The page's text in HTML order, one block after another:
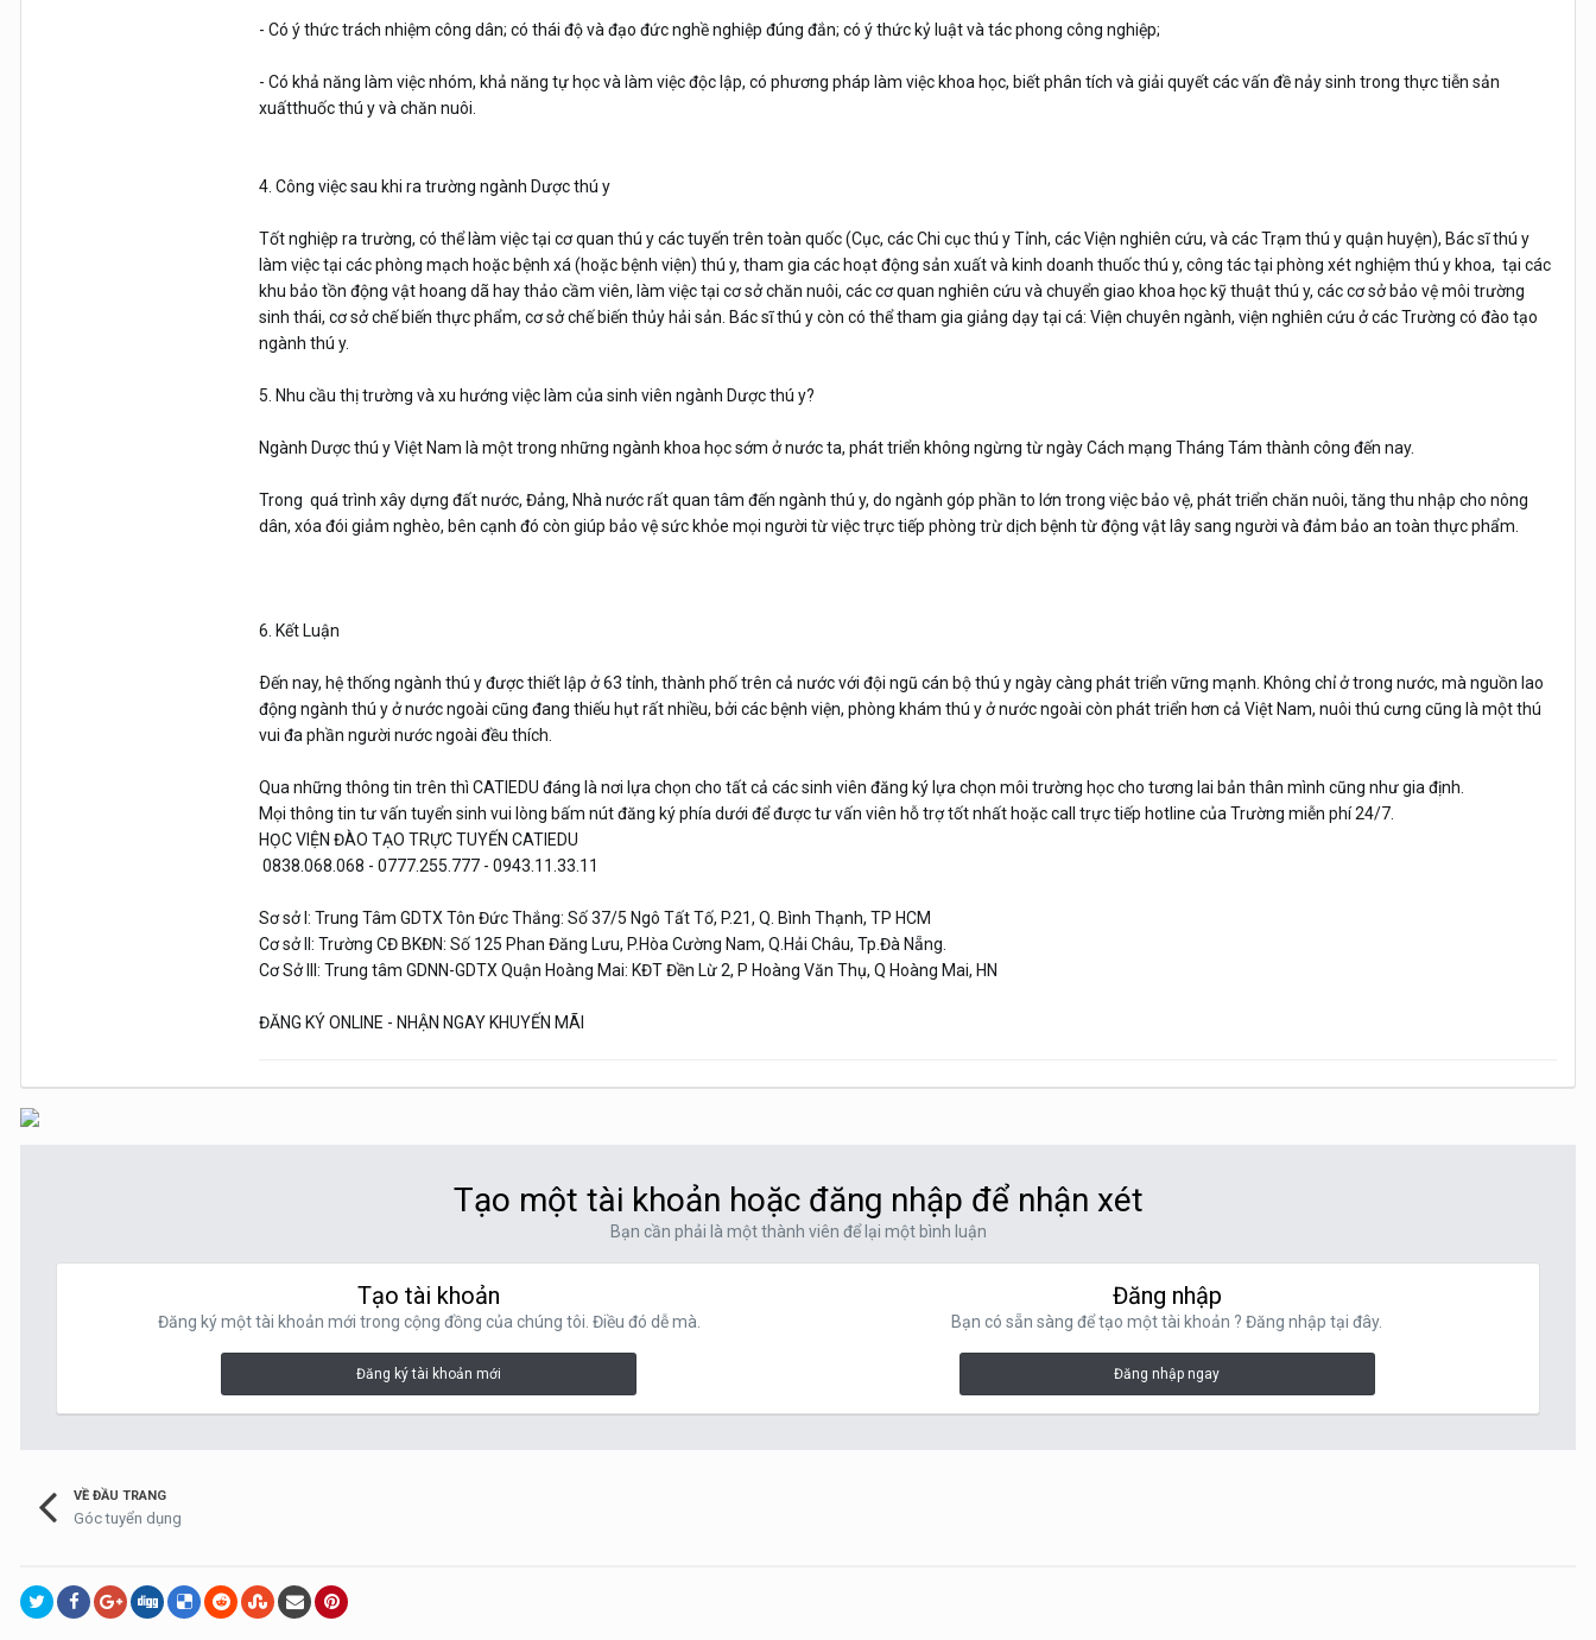
- Có ý thức trách nhiệm công dân; có thái độ và đạo đức nghề nghiệp đúng đắn; có ý thức kỷ luật và tác phong công nghiệp;
- Có khả năng làm việc nhóm, khả năng tự học và làm việc độc lập, có phương pháp làm việc khoa học, biết phân tích và giải quyết các vấn đề nảy sinh trong thực tiễn sản
xuấtthuốc thú y và chăn nuôi.
4. Công việc sau khi ra trường ngành Dược thú y
Tốt nghiệp ra trường, có thể làm việc tại cơ quan thú y các tuyến trên toàn quốc (Cục, các Chi cục thú y Tỉnh, các Viện nghiên cứu, và các Trạm thú y quận huyện), Bác sĩ thú y
làm việc tại các phòng mạch hoặc bệnh xá (hoặc bệnh viện) thú y, tham gia các hoạt động sản xuất và kinh doanh thuốc thú y, công tác tại phòng xét nghiệm thú y khoa, tại các
khu bảo tồn động vật hoang dã hay thảo cầm viên, làm việc tại cơ sở chăn nuôi, các cơ quan nghiên cứu và chuyển giao khoa học kỹ thuật thú y, các cơ sở bảo vệ môi trường
sinh thái, cơ sở chế biến thực phẩm, cơ sở chế biến thủy hải sản. Bác sĩ thú y còn có thể tham gia giảng dạy tại cá: Viện chuyên ngành, viện nghiên cứu ở các Trường có đào tạo
ngành thú y.
5. Nhu cầu thị trường và xu hướng việc làm của sinh viên ngành Dược thú y?
Ngành Dược thú y Việt Nam là một trong những ngành khoa học sớm ở nước ta, phát triển không ngừng từ ngày Cách mạng Tháng Tám thành công đến nay.
Trong quá trình xây dựng đất nước, Đảng, Nhà nước rất quan tâm đến ngành thú y, do ngành góp phần to lớn trong việc bảo vệ, phát triển chăn nuôi, tăng thu nhập cho nông
dân, xóa đói giảm nghèo, bên cạnh đó còn giúp bảo vệ sức khỏe mọi người từ việc trực tiếp phòng trừ dịch bệnh từ động vật lây sang người và đảm bảo an toàn thực phẩm.
6. Kết Luận
Ðến nay, hệ thống ngành thú y được thiết lập ở 63 tỉnh, thành phố trên cả nước với đội ngũ cán bộ thú y ngày càng phát triển vững mạnh. Không chỉ ở trong nước, mà nguồn lao
động ngành thú y ở nước ngoài cũng đang thiếu hụt rất nhiều, bởi các bệnh viện, phòng khám thú y ở nước ngoài còn phát triển hơn cả Việt Nam, nuôi thú cưng cũng là một thú
vui đa phần người nước ngoài đều thích.
Qua những thông tin trên thì CATIEDU đáng là nơi lựa chọn cho tất cả các sinh viên đăng ký lựa chọn môi trường học cho tương lai bản thân mình cũng như gia định.
Mọi thông tin tư vấn tuyển sinh vui lòng bấm nút đăng ký phía dưới để được tư vấn viên hỗ trợ tốt nhất hoặc call trực tiếp hotline của Trường miễn phí 24/7.
HỌC VIỆN ĐÀO TẠO TRỰC TUYẾN CATIEDU
0838.068.068 - 0777.255.777 - 0943.11.33.11
Sơ sở I: Trung Tâm GDTX Tôn Đức Thắng: Số 37/5 Ngô Tất Tố, P.21, Q. Bình Thạnh, TP HCM
Cơ sở II: Trường CĐ BKĐN: Số 125 Phan Đăng Lưu, P.Hòa Cường Nam, Q.Hải Châu, Tp.Đà Nẵng.
Cơ Sở III: Trung tâm GDNN-GDTX Quận Hoàng Mai: KĐT Đền Lừ 2, P Hoàng Văn Thụ, Q Hoàng Mai, HN
ĐĂNG KÝ ONLINE - NHẬN NGAY KHUYẾN MÃI
Tạo một tài khoản hoặc đăng nhập để nhận xét
Bạn cần phải là một thành viên để lại một bình luận
Tạo tài khoản
Đăng ký một tài khoản mới trong cộng đồng của chúng tôi. Điều đó dễ mà.
Đăng ký tài khoản mới
Đăng nhập
Bạn có sẵn sàng để tạo một tài khoản ? Đăng nhập tại đây.
Đăng nhập ngay
VỀ ĐẦU TRANG
Góc tuyển dụng